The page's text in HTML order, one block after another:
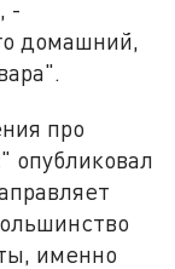
-
домашний,
про
именно